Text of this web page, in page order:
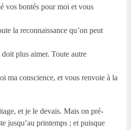
vos bontés pour moi et vous
la reconnaissance qu’on peut
plus aimer. Toute autre
ma conscience, et vous renvoie à la
et je le devais. Mais on pré-
jusqu’au printemps ; et puisque